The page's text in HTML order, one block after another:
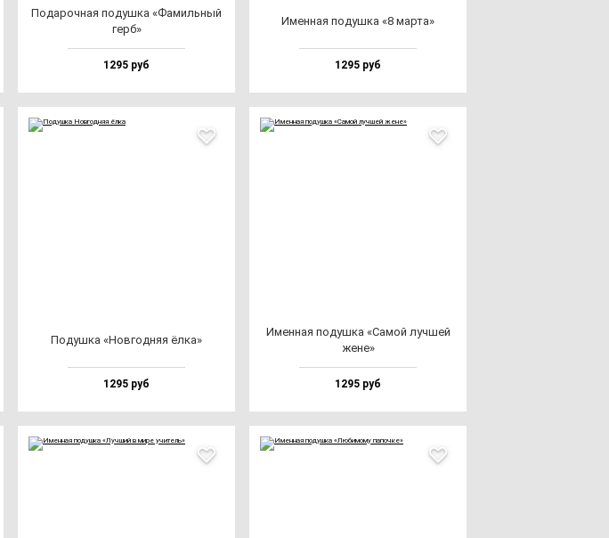
Пода­роч­ная по­душ­ка «Фамиль­ный
герб»
1295 руб
Имен­ная по­душ­ка «8 мар­та»
1295 руб
Подуш­ка «Нов­год­няя ёл­ка»
1295 руб
Имен­ная по­душ­ка «Самой луч­шей
же­не»
1295 руб